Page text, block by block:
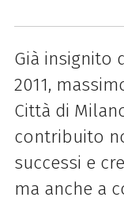
Già insignito
2011,
Città di
contribuito
successi e
ma anche a